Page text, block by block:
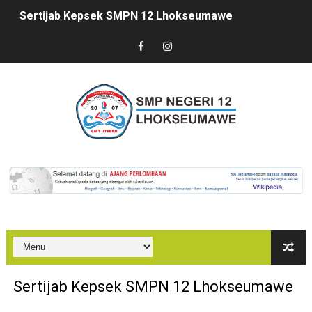
Sertijab Kepsek SMPN 12 Lhokseumawe
Kedatangan Mahasiswa PPL
PUASA BISA JADI OBAT?
In House Training (IHT) SMPN 12 Lhokseumawe
Kegiatan Sosialisasi PPDB SMPN 12 Lhokseumawe
PenDulas 1 Membahana
Kegiatan Proyek Penguatan Profil Pelajar Pancasila
Geliat Literasi di SMPN 12 Lhokseumawe
Sertijab Kepsek SMPN 12 Lhokseumawe